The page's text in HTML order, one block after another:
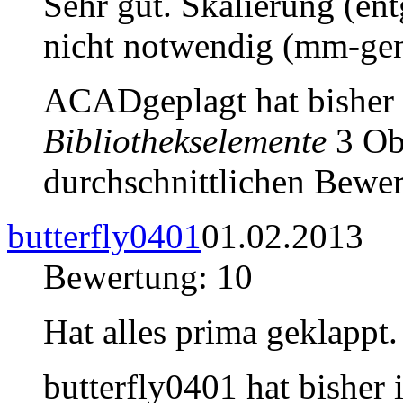
nicht notwendig (mm-
ACADgeplagt hat
Bibliothekselemente 3
durchschnittlichen
butterfly040101.02.2013
Bewertung: 10
Hat alles prima
butterfly0401 hat bisher